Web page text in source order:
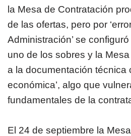
la Mesa de Contratación
de las ofertas, pero por
Administración’ se
uno de los sobres y la
a la documentación técnica
económica’, algo que
fundamentales de la
El 24 de septiembre la Mesa